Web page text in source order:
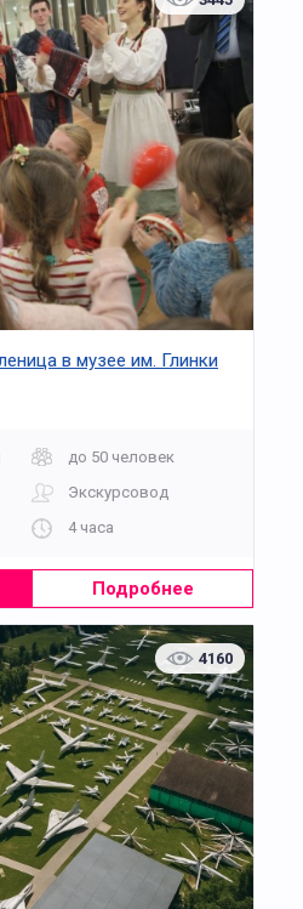
в музее им. Глинки
до 50 человек
Экскурсовод
4 часа
Подробнее
4160